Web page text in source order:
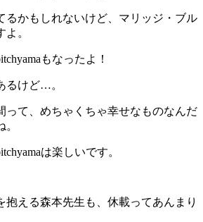
るかもしれないけど、マリッジ・ブル
。
もなったよ！
るけど…。
って、めちゃくちゃ幸せなものなんだ
は楽しいです。
抱える森本先生も、休載ってあんまり